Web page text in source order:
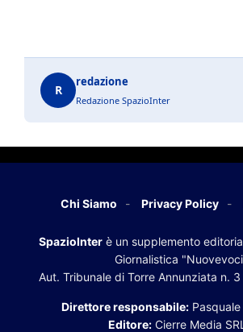
R
redazione
Redazione SpazioInter
Chi Siamo Privacy Policy
SpazioInter è un supplemento
Giornalistica
Aut. Tribunale di Torre Annunziata n.
Direttore responsabile:
Editore: Cierre Media